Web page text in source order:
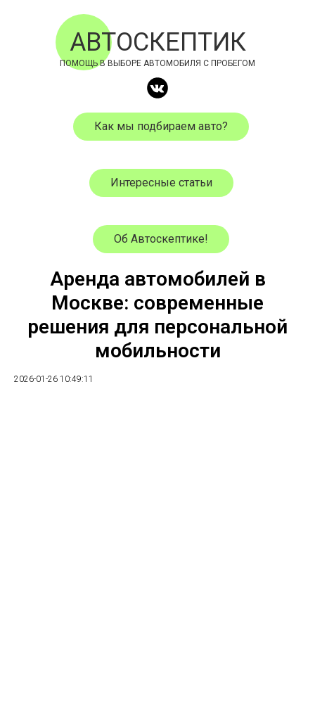
АВТОСКЕПТИК
ПОМОЩЬ В ВЫБОРЕ АВТОМОБИЛЯ С ПРОБЕГОМ
Как мы подбираем авто?
Интересные статьи
Об Автоскептике!
Аренда автомобилей в
Москве: современные
решения для персональной
мобильности
2026-01-26 10:49:11